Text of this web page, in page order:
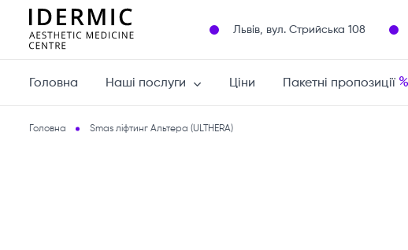
Львів, вул. Cтрийська 108
Головна Наші послуги Ціни Пакетні пропозиції %
Головна Smas ліфтинг Альтера (ULTHERA)